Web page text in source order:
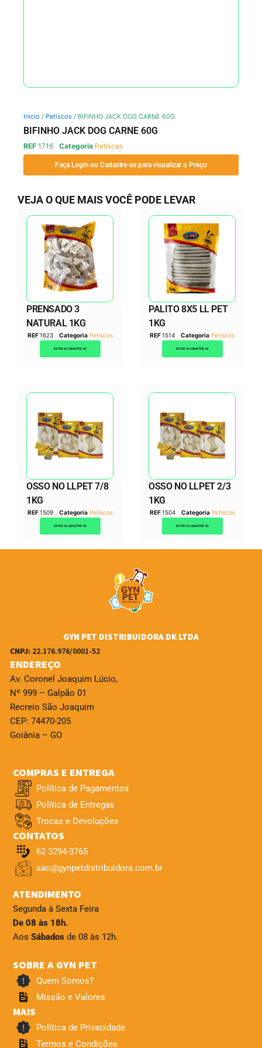
Início / Petiscos / BIFINHO JACK DOG CARNE 60G
BIFINHO JACK DOG CARNE 60G
REF 1716 Categoria Petiscos
Faça Login ou Cadastre-se para visualizar o Preço
VEJA O QUE MAIS VOCÊ PODE LEVAR
PRENSADO 3
NATURAL 1KG
REF1623 Categoria Petiscos
ENTRE OU CADASTRE-SE
PALITO 8X5 LL PET
1KG
REF1514 Categoria Petiscos
ENTRE OU CADASTRE-SE
OSSO NO LLPET 7/8
1KG
REF1509 Categoria Petiscos
ENTRE OU CADASTRE-SE
OSSO NO LLPET 2/3
1KG
REF1504 Categoria Petiscos
ENTRE OU CADASTRE-SE
GYN PET DISTRIBUIDORA DK LTDA
CNPJ: 22.176.976/0001-52
ENDEREÇO
Av. Coronel Joaquim Lúcio,
Nº 999 – Galpão 01
Recreio São Joaquim
CEP: 74470-205
Goiânia – GO
COMPRAS E ENTREGA
Política de Pagamentos
Política de Entregas
Trocas e Devoluções
CONTATOS
62 3294-3765
sac@gynpetdistribuidora.com.br
ATENDIMENTO
Segunda à Sexta Feira
De 08 às 18h.
Aos Sábados de 08 às 12h.
SOBRE A GYN PET
Quem Somos?
Missão e Valores
MAIS
Política de Privacidade
Termos e Condições